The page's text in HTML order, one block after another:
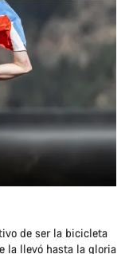
de ser la bicicleta
la llevó hasta la gloria